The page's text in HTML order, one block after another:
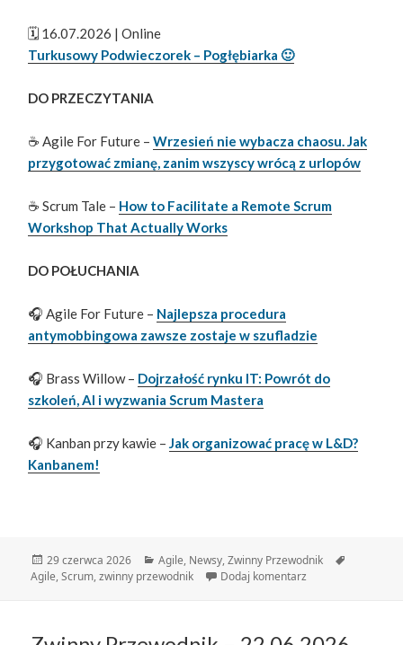
🗓️ 16.07.2026 | Online
Turkusowy Podwieczorek – Pogłębiarka 🙂
DO PRZECZYTANIA
☕ Agile For Future –Wrzesień nie wybacza chaosu. Jak
przygotować zmianę, zanim wszyscy wrócą z urlopów
☕ Scrum Tale – How to Facilitate a Remote Scrum
Workshop That Actually Works
DO POŁUCHANIA
🎧 Agile For Future – Najlepsza procedura
antymobbingowa zawsze zostaje w szufladzie
🎧 Brass Willow – Dojrzałość rynku IT: Powrót do
szkoleń, AI i wyzwania Scrum Mastera
🎧 Kanban przy kawie –Jak organizować pracę w L&D?
Kanbanem!
Data
publikacji
29 czerwca 2026 Kategorie
Agile, Newsy,Zwinny Przewodnik
Agile,Scrum,zwinny przewodnik Dodaj komentarz